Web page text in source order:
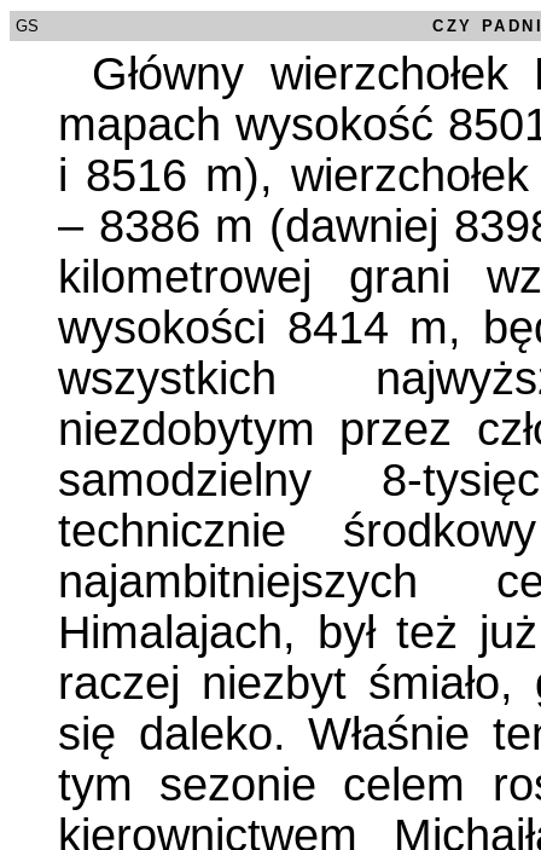
GS CZY
Główny
mapach wysokość
i 8516 m),
– 8386 m (dawniej
kilometrowej grani
wysokości 8414 m,
wszystkich
niezdobytym przez
samodzielny 8-
technicznie
najambitniejszych
Himalajach, był też
raczej niezbyt
się daleko. Właśnie
tym sezonie celem
kierownictwem